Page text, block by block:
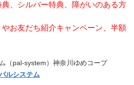
、シルバー特典、障がいのある方
お友だち紹介キャンペーン、半額
（pal-system）神奈川ゆめコープ
ルシステム